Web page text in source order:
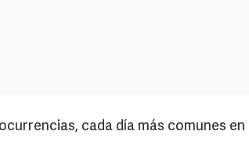
cada día más comunes